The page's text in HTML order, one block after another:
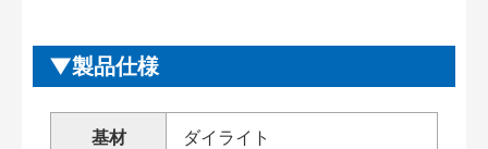
製品仕様
基材 ダイライト